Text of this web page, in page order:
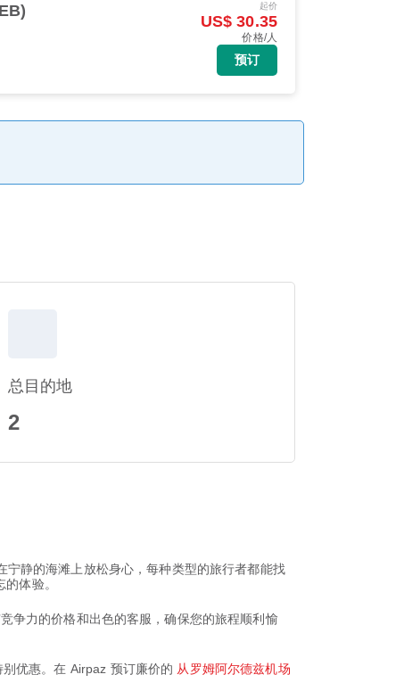
起价
US$ 30.35
价格/人
预订
总目的地
2
静的海滩上放松身心，每种类型的旅行者都能找
体验。
争力的价格和出色的客服，确保您的旅程顺利愉
优惠。在 Airpaz 预订廉价的 从罗姆阿尔德兹机场